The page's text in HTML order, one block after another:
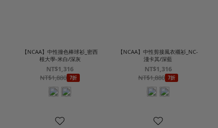
【NCAA】中性撞色棒球衫_密西
根大學-米白/深灰
NT$1,316
NT$1,880 7折
【NCAA】中性剪接風衣襯衫_NC-
淺卡其/深藍
NT$1,316
NT$1,880 7折